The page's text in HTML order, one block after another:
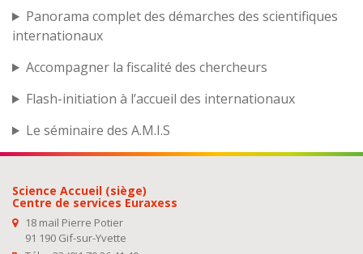
Panorama complet des démarches des scientifiques
internationaux
Accompagner la fiscalité des chercheurs
Flash-initiation à l’accueil des internationaux
Le séminaire des A.M.I.S
Science Accueil (siège)
Centre de services Euraxess
18 mail Pierre Potier
91 190 Gif-sur-Yvette